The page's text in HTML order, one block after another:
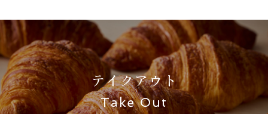
テイクアウト
Take Out